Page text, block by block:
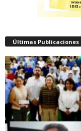
Últimas Publicaciones